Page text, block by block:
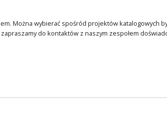
Można wybierać spośród projektów katalogowych
do kontaktów z naszym zespołem